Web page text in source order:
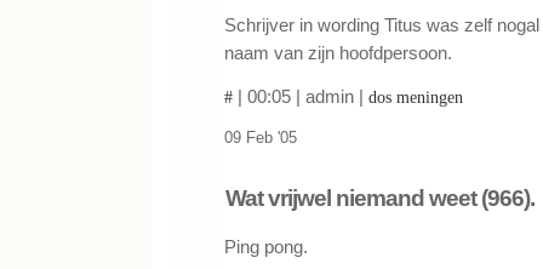
Schrijver in wording Titus was zelf
naam van zijn hoofdpersoon.
# | 00:05 | admin | dos meningen
09 Feb '05
Wat vrijwel niemand weet (966).
Ping pong.